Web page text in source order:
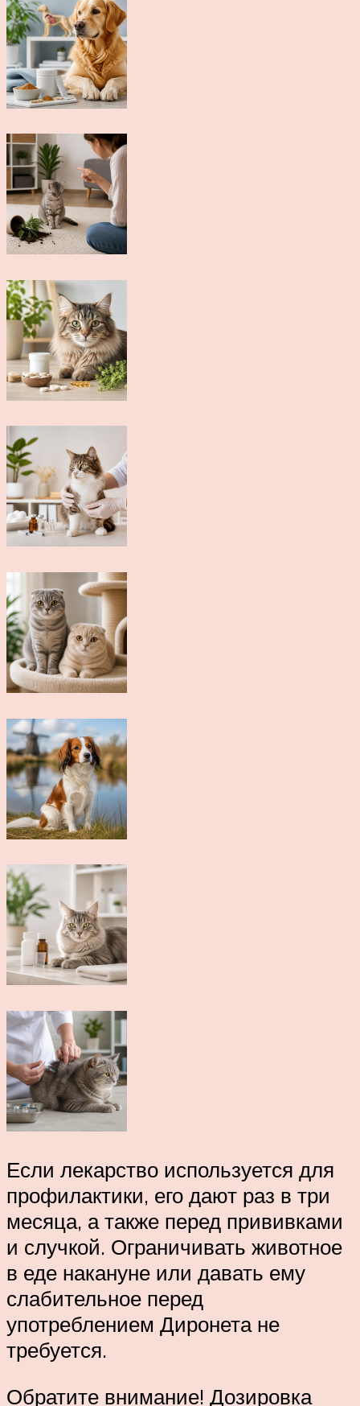
Если лекарство используется для
профилактики, его дают раз в три
месяца, а также перед прививками
и случкой. Ограничивать животное
в еде накануне или давать ему
слабительное перед
употреблением Диронета не
требуется.
Обратите внимание! Дозировка